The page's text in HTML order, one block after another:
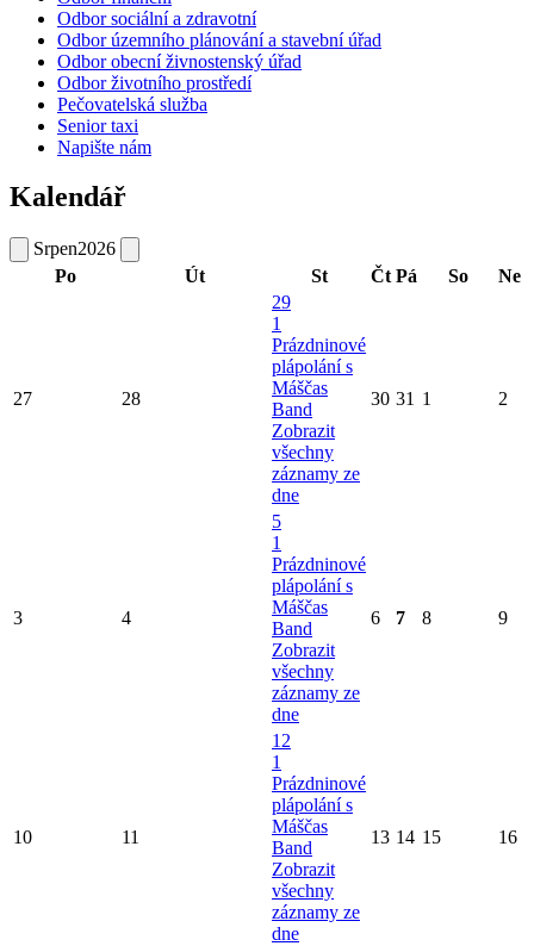
Odbor sociální a zdravotní
Odbor územního plánování a stavební úřad
Odbor obecní živnostenský úřad
Odbor životního prostředí
Pečovatelská služba
Senior taxi
Napište nám
Kalendář
Srpen2026
Po
Út St Čt Pá So Ne
27 28
29
1
Prázdninové
plápolání s
Máščas
Band
Zobrazit
všechny
záznamy ze
dne
30 31 1 2
3 4
5
1
Prázdninové
plápolání s
Máščas
Band
Zobrazit
všechny
záznamy ze
dne
6 7 8 9
10 11
12
1
Prázdninové
plápolání s
Máščas
Band
Zobrazit
všechny
záznamy ze
dne
13 14 15 16